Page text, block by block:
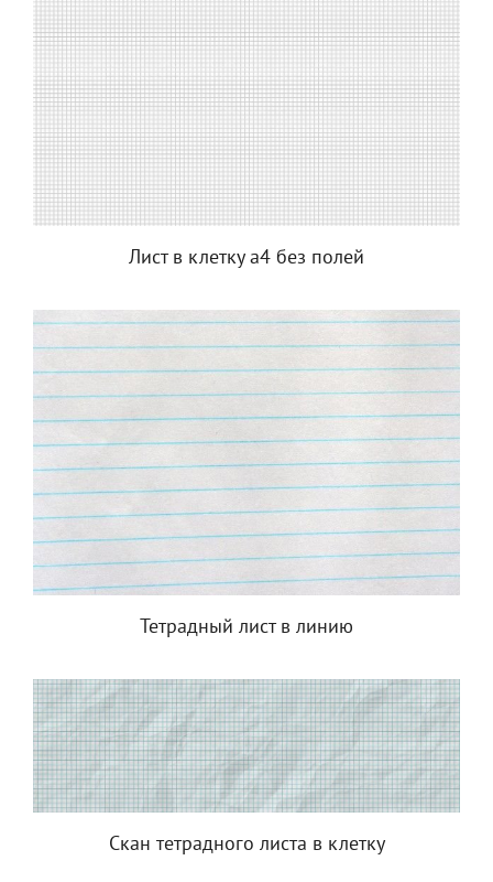
Лист в клетку а4 без полей
Тетрадный лист в линию
Скан тетрадного листа в клетку